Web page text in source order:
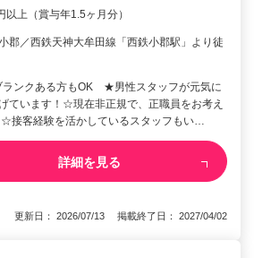
以上（賞与年1.5ヶ月分）
郡／西鉄天神大牟田線「西鉄小郡駅」より徒
ランクある方もOK ★男性スタッフが元気に
ています！☆現在非正規で、正職員をお考え
接客経験を活かしているスタッフもい…
詳細を見る
更新日： 2026/07/13 掲載終了日： 2027/04/02